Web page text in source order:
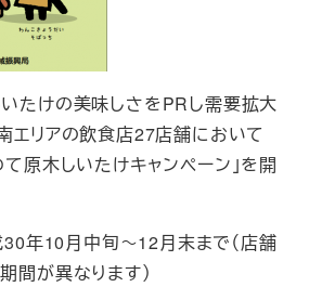
たけの美味しさをPRし需要拡大
エリアの飲食店27店舗において
て原木しいたけキャンペーン」を開
30年10月中旬～12月末まで（店舗
間が異なります）